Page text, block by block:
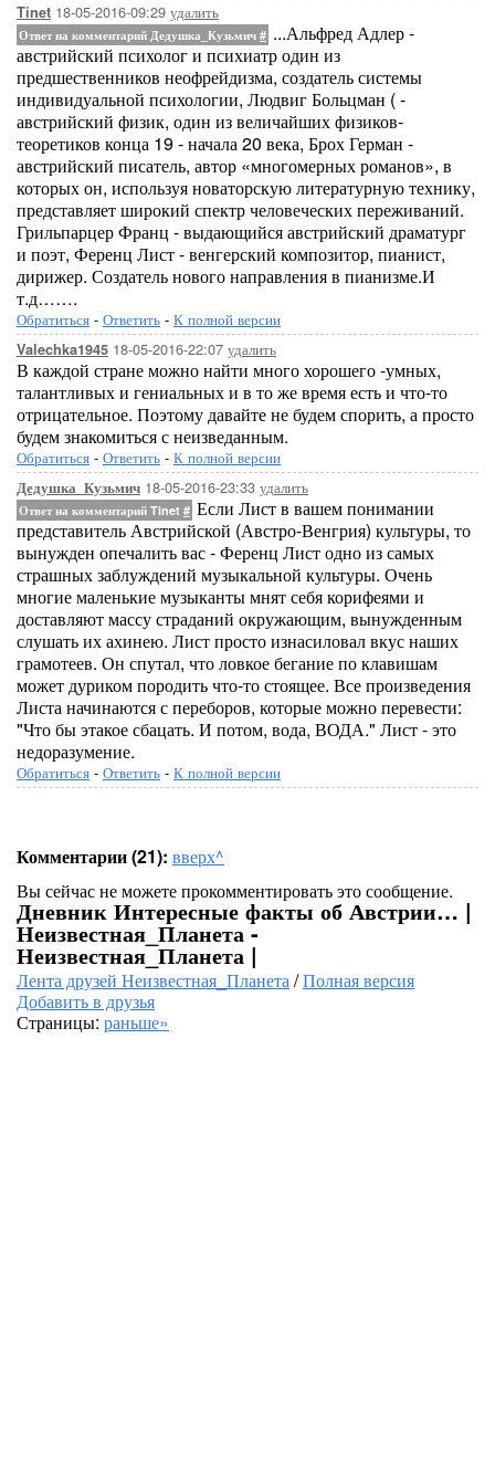
Tinet 18-05-2016-09:29 удалить
Ответ на комментарий Дедушка_Кузьмич # ...Альфред Адлер -
австрийский психолог и психиатр один из
предшественников неофрейдизма, создатель системы
индивидуальной психологии, Людвиг Больцман ( -
австрийский физик, один из величайших физиков-
теоретиков конца 19 - начала 20 века, Брох Герман -
австрийский писатель, автор «многомерных романов», в
которых он, используя новаторскую литературную технику,
представляет широкий спектр человеческих переживаний.
Грильпарцер Франц - выдающийся австрийский драматург
и поэт, Ференц Лист - венгерский композитор, пианист,
дирижер. Создатель нового направления в пианизме.И
т.д…….
Обратиться - Ответить - К полной версии
Valechka1945 18-05-2016-22:07 удалить
В каждой стране можно найти много хорошего -умных,
талантливых и гениальных и в то же время есть и что-то
отрицательное. Поэтому давайте не будем спорить, а просто
будем знакомиться с неизведанным.
Обратиться - Ответить - К полной версии
Дедушка_Кузьмич 18-05-2016-23:33 удалить
Ответ на комментарий Tinet # Если Лист в вашем понимании
представитель Австрийской (Австро-Венгрия) культуры, то
вынужден опечалить вас - Ференц Лист одно из самых
страшных заблуждений музыкальной культуры. Очень
многие маленькие музыканты мнят себя корифеями и
доставляют массу страданий окружающим, вынужденным
слушать их ахинею. Лист просто изнасиловал вкус наших
грамотеев. Он спутал, что ловкое бегание по клавишам
может дуриком породить что-то стоящее. Все произведения
Листа начинаются с переборов, которые можно перевести:
"Что бы этакое сбацать. И потом, вода, ВОДА." Лист - это
недоразумение.
Обратиться - Ответить - К полной версии
Комментарии (21): вверх^
Вы сейчас не можете прокомментировать это сообщение.
Дневник Интересные факты об Австрии… |
Неизвестная_Планета -
Неизвестная_Планета |
Лента друзей Неизвестная_Планета/Полная версия
Добавить в друзья
Страницы: раньше»